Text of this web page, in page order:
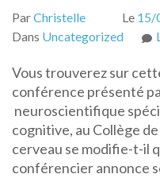
ParChristelle Le 15/
Dans Uncategorized
Vous trouverez sur
conférence présenté
neuroscientifique
cognitive, au Collège
cerveau se modifie-t-il
conférencier annonce